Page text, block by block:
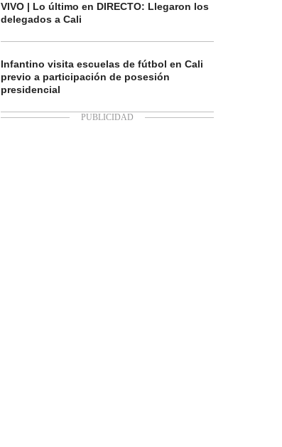
VIVO | Lo último en DIRECTO: Llegaron los
delegados a Cali
Infantino visita escuelas de fútbol en Cali
previo a participación de posesión
presidencial